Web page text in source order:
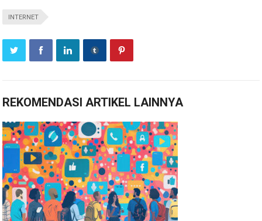
INTERNET
REKOMENDASI ARTIKEL LAINNYA